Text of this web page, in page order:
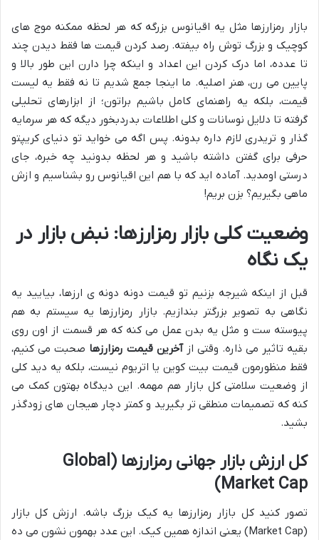
بازار رمزارزها مثل یه اقیانوس بزرگه که هر لحظه ممکنه موج های
کوچیک و بزرگ توش راه بیفته. رصد کردن قیمت ها فقط دیدن چند
تا عدده، اما درک کردن این اعداد و اینکه چرا دارن این طور بالا و
پایین می رن، هنر اصلیه. ما اینجا جمع شدیم تا نه فقط یه لیست
قیمت، بلکه یه راهنمای کامل باشیم براتون؛ از ابزارهای تحلیلی
گرفته تا دلایل نوسانات و کلی اطلاعات بدردبخور دیگه که هر سرمایه
گذار و تریدری لازم داره بدونه. پس اگه می خواید تو دنیای کریپتو
حرفی برای گفتن داشته باشید و هر لحظه بدونید چه خبره، جای
درستی اومدید. آماده اید که با هم این اقیانوس رو بشناسیم و ازش
ماهی بگیریم؟ بزن بریم!
وضعیت کلی بازار رمزارزها: نبض بازار در
یک نگاه
قبل از اینکه شیرجه بزنیم تو قیمت دونه دونه ی ارزها، بیایید یه
نگاهی به تصویر بزرگتر بندازیم. بازار رمزارزها یه سیستم به هم
پیوسته ست و مثل یه بدن عمل می کنه که هر قسمت از اون روی
بقیه تاثیر می ذاره. وقتی ازآخرین قیمت رمزارزها صحبت می کنیم،
فقط منظورمون قیمت بیت کوین یا اتریوم نیست، بلکه یه دید کلی
از وضعیت سلامتی کل بازار هم مهمه. این دیدگاه بهتون کمک می
کنه که تصمیمات منطقی تر بگیرید و کمتر دچار هیجان های زودگذر
بشید.
کل ارزش بازار جهانی رمزارزها (Global
Market Cap)
تصور کنید کل بازار رمزارزها یه کیک بزرگ باشه. ارزش کل بازار
(Market Cap) یعنی اندازه همین کیک. این عدد بهمون نشون می ده